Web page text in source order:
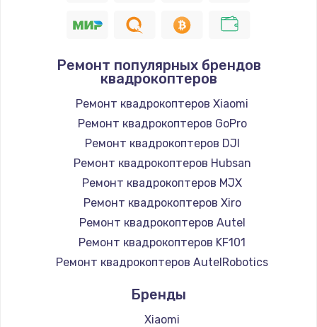
Ремонт популярных брендов
квадрокоптеров
Ремонт квадрокоптеров Xiaomi
Ремонт квадрокоптеров GoPro
Ремонт квадрокоптеров DJI
Ремонт квадрокоптеров Hubsan
Ремонт квадрокоптеров MJX
Ремонт квадрокоптеров Xiro
Ремонт квадрокоптеров Autel
Ремонт квадрокоптеров KF101
Ремонт квадрокоптеров AutelRobotics
Бренды
Xiaomi